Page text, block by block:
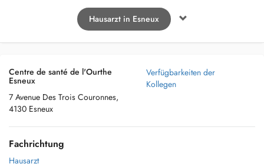
Hausarzt in Esneux
Centre de santé de l'Ourthe
Esneux
7 Avenue Des Trois Couronnes,
4130 Esneux
Verfügbarkeiten der
Kollegen
Fachrichtung
Hausarzt